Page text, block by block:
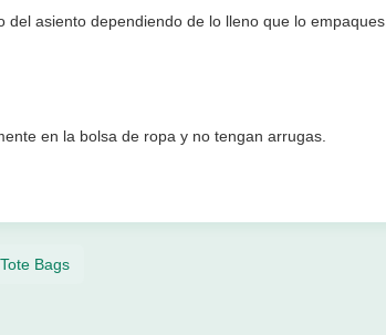
asiento dependiendo de lo lleno que lo empaques.
en la bolsa de ropa y no tengan arrugas.
Bags